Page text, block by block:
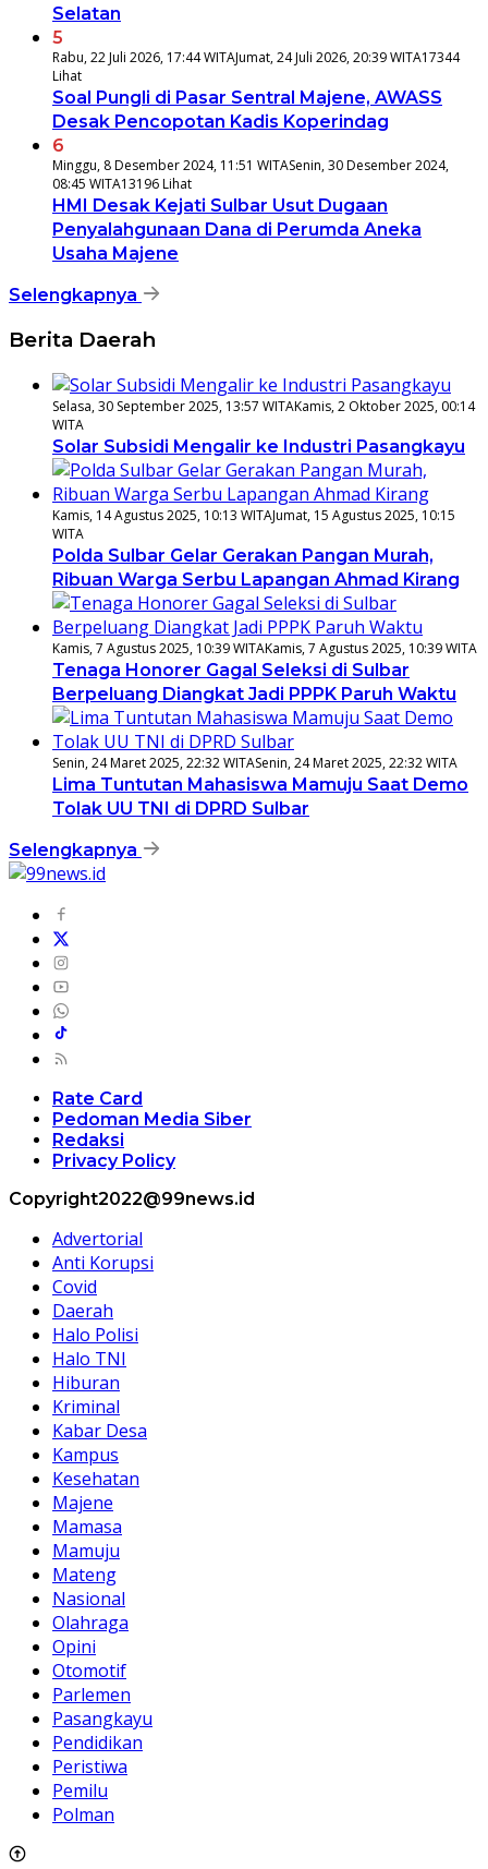
Selatan
5
Rabu, 22 Juli 2026, 17:44 WITAJumat, 24 Juli 2026, 20:39 WITA17344
Lihat
Soal Pungli di Pasar Sentral Majene, AWASS
Desak Pencopotan Kadis Koperindag
6
Minggu, 8 Desember 2024, 11:51 WITASenin, 30 Desember 2024,
08:45 WITA13196 Lihat
HMI Desak Kejati Sulbar Usut Dugaan
Penyalahgunaan Dana di Perumda Aneka
Usaha Majene
Selengkapnya
Berita Daerah
Selasa, 30 September 2025, 13:57 WITAKamis, 2 Oktober 2025, 00:14
WITA
Solar Subsidi Mengalir ke Industri Pasangkayu
Kamis, 14 Agustus 2025, 10:13 WITAJumat, 15 Agustus 2025, 10:15
WITA
Polda Sulbar Gelar Gerakan Pangan Murah,
Ribuan Warga Serbu Lapangan Ahmad Kirang
Kamis, 7 Agustus 2025, 10:39 WITAKamis, 7 Agustus 2025, 10:39 WITA
Tenaga Honorer Gagal Seleksi di Sulbar
Berpeluang Diangkat Jadi PPPK Paruh Waktu
Senin, 24 Maret 2025, 22:32 WITASenin, 24 Maret 2025, 22:32 WITA
Lima Tuntutan Mahasiswa Mamuju Saat Demo
Tolak UU TNI di DPRD Sulbar
Selengkapnya
Rate Card
Pedoman Media Siber
Redaksi
Privacy Policy
Copyright2022@99news.id
Advertorial
Anti Korupsi
Covid
Daerah
Halo Polisi
Halo TNI
Hiburan
Kriminal
Kabar Desa
Kampus
Kesehatan
Majene
Mamasa
Mamuju
Mateng
Nasional
Olahraga
Opini
Otomotif
Parlemen
Pasangkayu
Pendidikan
Peristiwa
Pemilu
Polman